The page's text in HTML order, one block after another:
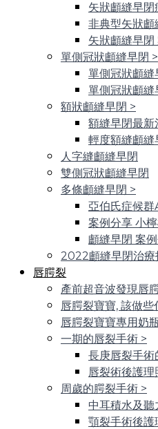
矢狀顱縫早
非典型矢狀顱
矢狀顱縫早閉
單側冠狀顱縫早閉 >
單側冠狀顱縫
單側冠狀顱縫
額狀顱縫早閉 >
額縫早閉最新
輕度額縫顱縫
人字縫顱縫早閉
雙側冠狀顱縫早閉
多條顱縫早閉 >
亞伯氏症候
案例分享 小
顱縫早閉 案
2022顱縫早閉治療
唇腭裂
產前超音波發現唇
唇腭裂寶寶, 該做些
唇腭裂寶寶專用奶
一期的唇裂手術 >
長庚唇裂手術
唇裂術後護理
周歲的腭裂手術 >
中耳積水及聽
顎裂手術後護